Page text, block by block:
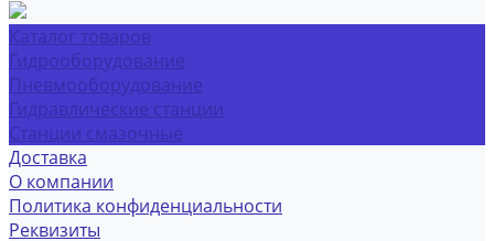
Каталог товаров
Гидрооборудование
Пневмооборудование
Гидравлические станции
Станции смазочные
Доставка
О компании
Политика конфиденциальности
Реквизиты